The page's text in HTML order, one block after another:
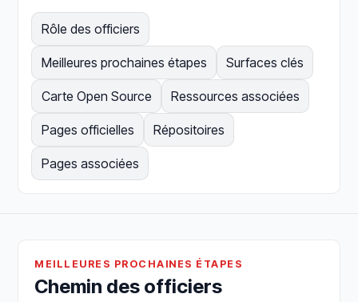
Rôle des officiers
Meilleures prochaines étapes Surfaces clés
Carte Open Source Ressources associées
Pages officielles Répositoires
Pages associées
MEILLEURES PROCHAINES ÉTAPES
Chemin des officiers